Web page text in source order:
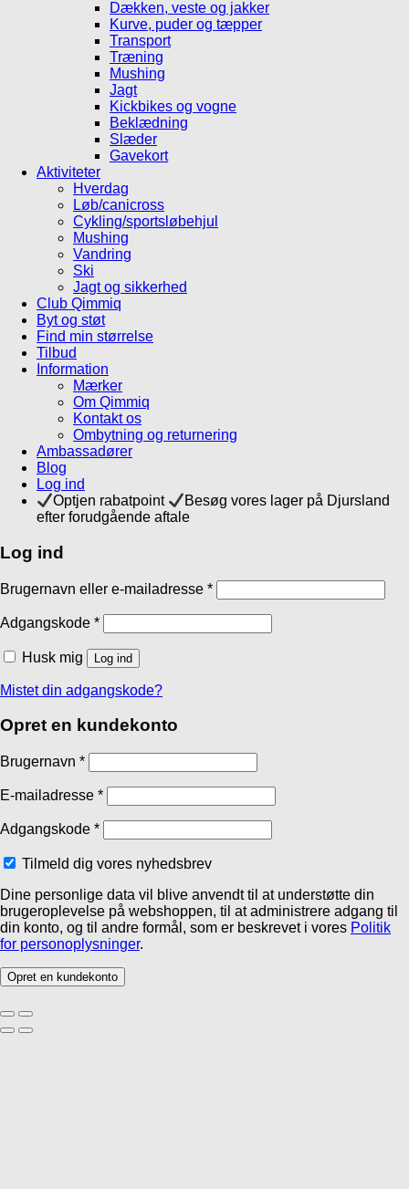
Dækken, veste og jakker
Kurve, puder og tæpper
Transport
Træning
Mushing
Jagt
Kickbikes og vogne
Beklædning
Slæder
Gavekort
Aktiviteter
Hverdag
Løb/canicross
Cykling/sportsløbehjul
Mushing
Vandring
Ski
Jagt og sikkerhed
Club Qimmiq
Byt og støt
Find min størrelse
Tilbud
Information
Mærker
Om Qimmiq
Kontakt os
Ombytning og returnering
Ambassadører
Blog
Log ind
Optjen rabatpoint
Besøg vores lager på Djursland
efter forudgående aftale
Log ind
Brugernavn eller e-mailadresse *
Adgangskode *
Husk mig Log ind
Mistet din adgangskode?
Opret en kundekonto
Brugernavn *
E-mailadresse *
Adgangskode *
Tilmeld dig vores nyhedsbrev
Dine personlige data vil blive anvendt til at understøtte din
brugeroplevelse på webshoppen, til at administrere adgang til
din konto, og til andre formål, som er beskrevet i vores Politik
for personoplysninger.
Opret en kundekonto